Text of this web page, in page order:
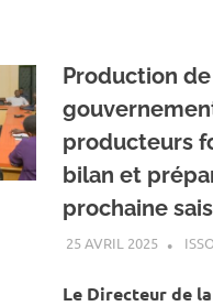
Production
producteurs
bilan et
prochaine
25 AVRIL 2025
Le Directeur de la